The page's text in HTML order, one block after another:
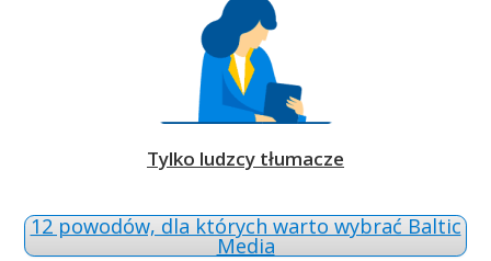
Tylko ludzcy tłumacze
12 powodów, dla których warto wybrać Baltic
Media